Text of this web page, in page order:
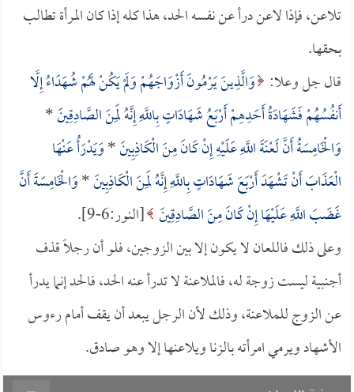
تلاعن، فإذا لاعن درأ عن نفسه الحد، هذا كله إذا كان المرأة تطالب
بحقها.
قال جل وعلا: وَالَّذِينَ يَرْمُونَ أَزْوَاجَهُمْ وَلَمْ يَكُنْ لَهُمْ شُهَدَاءُ إِلَّا
أَنفُسُهُمْ فَشَهَادَةُ أَحَدِهِمْ أَرْبَعُ شَهَادَاتٍ بِاللَّهِ إِنَّهُ لَمِنَ الصَّادِقِينَ*
وَالْخَامِسَةُ أَنَّ لَعْنَةَ اللَّهِ عَلَيْهِ إِنْ كَانَ مِنَ الْكَاذِبِينَ*وَيَدْرَأُ عَنْهَا
الْعَذَابَ أَنْ تَشْهَدَ أَرْبَعَ شَهَادَاتٍ بِاللَّهِ إِنَّهُ لَمِنَ الْكَاذِبِينَ*وَالْخَامِسَةَ أَنَّ
غَضَبَ اللَّهِ عَلَيْهَا إِنْ كَانَ مِنَ الصَّادِقِينَ [النور:6-9].
وعلى ذلك فاللعان لا يكون إلا بين الزوجين، فلو أن رجلاً قذف
أجنبية ليست زوجة له، فالملاعنة لا تدرأ عنه الحد، فالحد إنما يدرأ
عن الزوج للملاعنة، وذلك لأن الرجل يبعد أن يقف أمام رءوس
الأشهاد ويرمي امرأته بالزنا ويلاعنها إلا وهو صادق.